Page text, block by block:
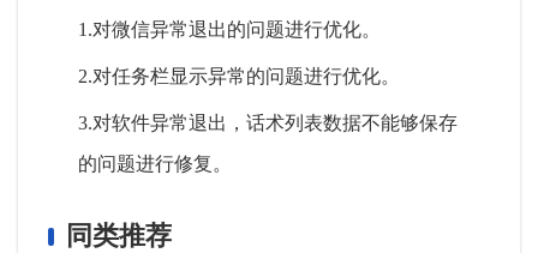
1.对微信异常退出的问题进行优化。
2.对任务栏显示异常的问题进行优化。
3.对软件异常退出，话术列表数据不能够保存
的问题进行修复。
同类推荐